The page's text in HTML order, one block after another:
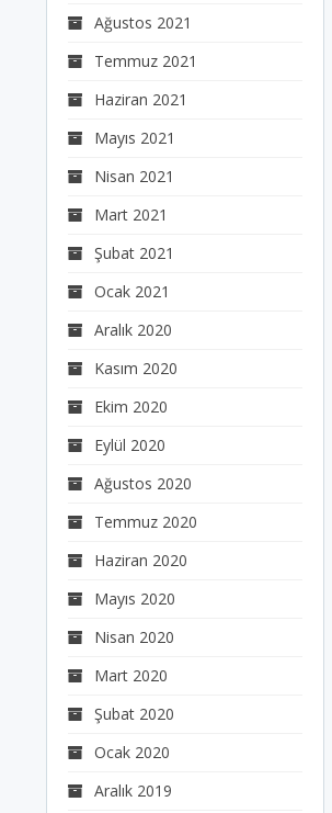
Ağustos 2021
Temmuz 2021
Haziran 2021
Mayıs 2021
Nisan 2021
Mart 2021
Şubat 2021
Ocak 2021
Aralık 2020
Kasım 2020
Ekim 2020
Eylül 2020
Ağustos 2020
Temmuz 2020
Haziran 2020
Mayıs 2020
Nisan 2020
Mart 2020
Şubat 2020
Ocak 2020
Aralık 2019